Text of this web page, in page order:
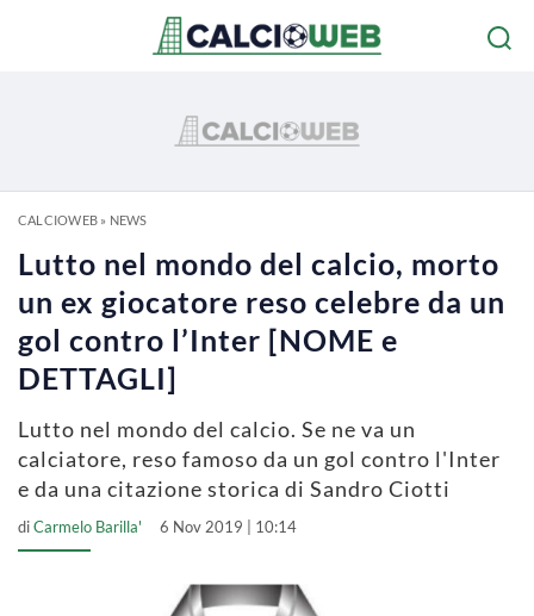
CALCIOWEB» NEWS
Lutto nel mondo del calcio, morto
un ex giocatore reso celebre da un
gol contro l’Inter [NOME e
DETTAGLI]
Lutto nel mondo del calcio. Se ne va un
calciatore, reso famoso da un gol contro l'Inter
e da una citazione storica di Sandro Ciotti
diCarmelo Barilla' 6 Nov 2019 | 10:14